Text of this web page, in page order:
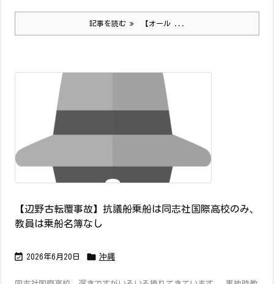
記事を読む 【オール ...
【辺野古転覆事故】抗議船乗船は同志社国際高校のみ、
教員は乗船名簿なし
 2026年6月20日  沖縄